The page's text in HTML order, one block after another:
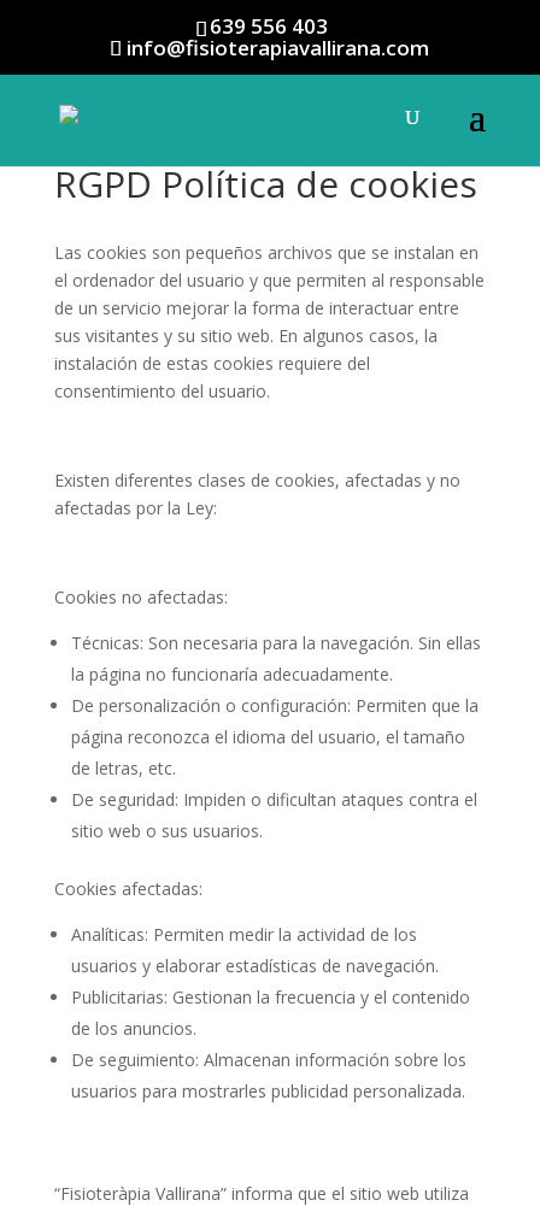
639 556 403
info@fisioterapiavallirana.com
RGPD Política de cookies
Las cookies son pequeños archivos que se instalan en
el ordenador del usuario y que permiten al responsable
de un servicio mejorar la forma de interactuar entre
sus visitantes y su sitio web. En algunos casos, la
instalación de estas cookies requiere del
consentimiento del usuario.
Existen diferentes clases de cookies, afectadas y no
afectadas por la Ley:
Cookies no afectadas:
Técnicas: Son necesaria para la navegación. Sin ellas
la página no funcionaría adecuadamente.
De personalización o configuración: Permiten que la
página reconozca el idioma del usuario, el tamaño
de letras, etc.
De seguridad: Impiden o dificultan ataques contra el
sitio web o sus usuarios.
Cookies afectadas:
Analíticas: Permiten medir la actividad de los
usuarios y elaborar estadísticas de navegación.
Publicitarias: Gestionan la frecuencia y el contenido
de los anuncios.
De seguimiento: Almacenan información sobre los
usuarios para mostrarles publicidad personalizada.
“Fisioteràpia Vallirana” informa que el sitio web utiliza